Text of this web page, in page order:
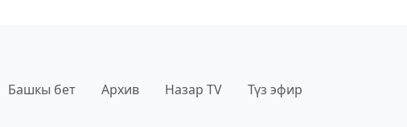
Башкы бет Архив Назар TV Түз эфир